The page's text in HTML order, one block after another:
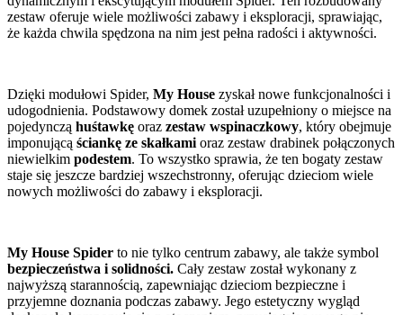
zestaw oferuje wiele możliwości zabawy i eksploracji, sprawiając,
że każda chwila spędzona na nim jest pełna radości i aktywności.
Dzięki modułowi Spider, My House zyskał nowe funkcjonalności i
udogodnienia. Podstawowy domek został uzupełniony o miejsce na
pojedynczą huśtawkę oraz zestaw wspinaczkowy, który obejmuje
imponującą ściankę ze skałkami oraz zestaw drabinek połączonych
niewielkim podestem. To wszystko sprawia, że ten bogaty zestaw
staje się jeszcze bardziej wszechstronny, oferując dzieciom wiele
nowych możliwości do zabawy i eksploracji.
My House Spider to nie tylko centrum zabawy, ale także symbol
bezpieczeństwa i solidności. Cały zestaw został wykonany z
najwyższą starannością, zapewniając dzieciom bezpieczne i
przyjemne doznania podczas zabawy. Jego estetyczny wygląd